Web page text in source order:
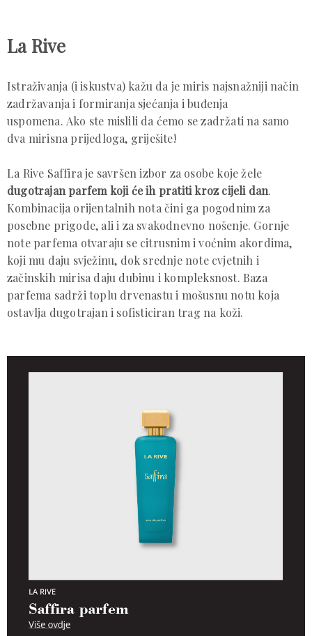
La Rive
Istraživanja (i iskustva) kažu da je miris najsnažniji način
zadržavanja i formiranja sjećanja i buđenja
uspomena. Ako ste mislili da ćemo se zadržati na samo
dva mirisna prijedloga, griješite!
La Rive Saffira je savršen izbor za osobe koje žele
dugotrajan parfem koji će ih pratiti kroz cijeli dan.
Kombinacija orijentalnih nota čini ga pogodnim za
posebne prigode, ali i za svakodnevno nošenje. Gornje
note parfema otvaraju se citrusnim i voćnim akordima,
koji mu daju svježinu, dok srednje note cvjetnih i
začinskih mirisa daju dubinu i kompleksnost. Baza
parfema sadrži toplu drvenastu i mošusnu notu koja
ostavlja dugotrajan i sofisticiran trag na koži.